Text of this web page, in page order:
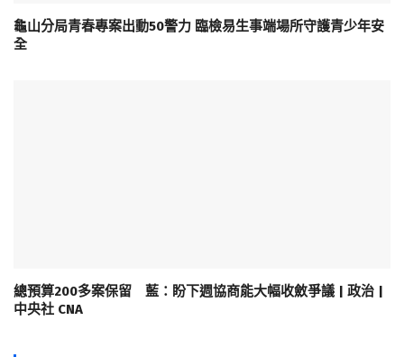
龜山分局青春專案出動50警力 臨檢易生事端場所守護青少年安
全
總預算200多案保留 藍：盼下週協商能大幅收斂爭議 | 政治 |
中央社 CNA